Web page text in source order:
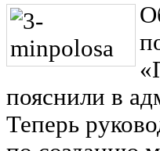
пояснили в
Теперь